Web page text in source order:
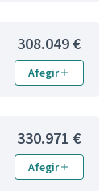
308.049 €
Afegir
330.971 €
Afegir